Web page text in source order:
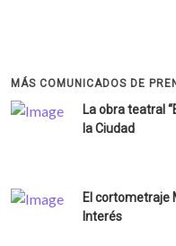
MÁS COMUNICADOS DE
La obra teatral
la Ciudad
El cortometraje
Interés